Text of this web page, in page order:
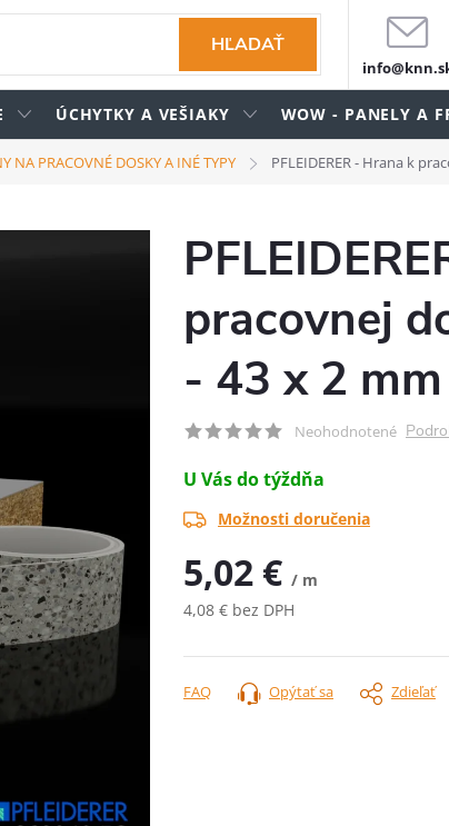
HĽADAŤ
ÚCHYTKY A VEŠIAKY WOW - PANELY A
NA PRACOVNÉ DOSKY A INÉ TYPY PFLEIDERER - Hrana k
pracovnej
- 43 x 2 mm
Neohodnotené
U Vás do týždňa
Možnosti doručenia
5,02 € / m
4,08 € bez DPH
cena:
Opýtať sa Zdieľať
FAQ